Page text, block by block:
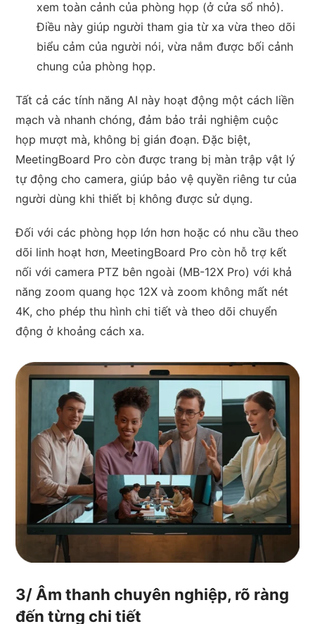
xem toàn cảnh của phòng họp (ở cửa sổ nhỏ).
Điều này giúp người tham gia từ xa vừa theo dõi
biểu cảm của người nói, vừa nắm được bối cảnh
chung của phòng họp.
Tất cả các tính năng AI này hoạt động một cách liền
mạch và nhanh chóng, đảm bảo trải nghiệm cuộc
họp mượt mà, không bị gián đoạn. Đặc biệt,
MeetingBoard Pro còn được trang bị màn trập vật lý
tự động cho camera, giúp bảo vệ quyền riêng tư của
người dùng khi thiết bị không được sử dụng.
Đối với các phòng họp lớn hơn hoặc có nhu cầu theo
dõi linh hoạt hơn, MeetingBoard Pro còn hỗ trợ kết
nối với camera PTZ bên ngoài (MB-12X Pro) với khả
năng zoom quang học 12X và zoom không mất nét
4K, cho phép thu hình chi tiết và theo dõi chuyển
động ở khoảng cách xa.
3/ Âm thanh chuyên nghiệp, rõ ràng
đến từng chi tiết